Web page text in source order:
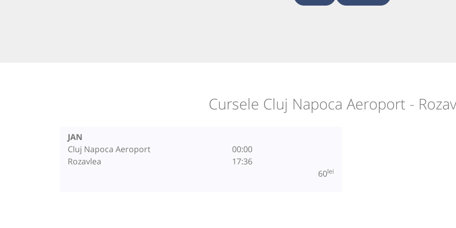
Cursele Cluj Napoca Aeroport -
JAN
Cluj Napoca Aeroport
Rozavlea
00:00
17:36
60lei